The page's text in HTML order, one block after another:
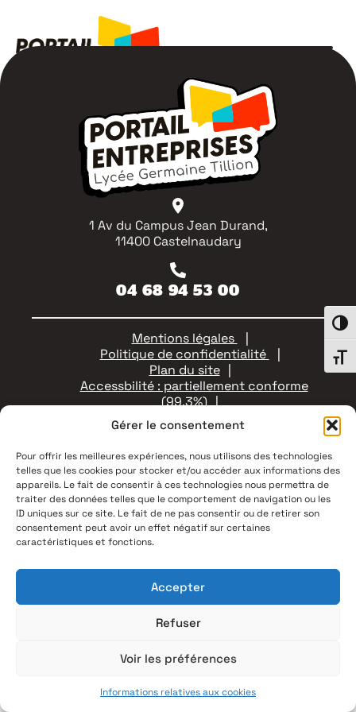
Gérer le consentement
Pour offrir les meilleures expériences, nous utilisons des technologies
telles que les cookies pour stocker et/ou accéder aux informations des
appareils. Le fait de consentir à ces technologies nous permettra de
traiter des données telles que le comportement de navigation ou les
ID uniques sur ce site. Le fait de ne pas consentir ou de retirer son
consentement peut avoir un effet négatif sur certaines
caractéristiques et fonctions.
Accepter
Refuser
Voir les préférences
Informations relatives aux cookies
1 Av du Campus Jean Durand,
11400 Castelnaudary
04 68 94 53 00
Mentions légales
Politique de confidentialité
Plan du site
Accessbilité : partiellement conforme
(99,3%)
Contact